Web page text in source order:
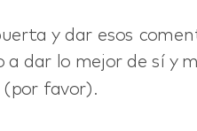
y dar esos
dar lo mejor de sí y
(por favor).